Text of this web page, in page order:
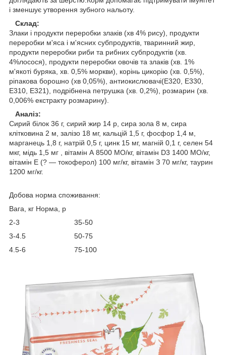
і зменшує утворення зубного нальоту.
Склад:
Злаки і продукти переробки злаків (хв 4% рису), продукти
переробки м'яса і м'ясних субпродуктів, тваринний жир,
продукти переробки риби та рибних субпродуктів (хв.
4%лосося), продукти переробки овочів та злаків (хв. 1%
м'якоті буряка, хв. 0,5% моркви), корінь цикорію (хв. 0,5%),
ріпакова борошно (хв 0,05%), антиокислювачі(Е320, Е330,
Е310, Е321), подрібнена петрушка (хв. 0,2%), розмарин (хв.
0,006% екстракту розмарину).
Аналіз:
Сирий білок 36 г, сирий жир 14 р, сира зола 8 м, сира
клітковина 2 м, залізо 18 мг, кальцій 1,5 г, фосфор 1,4 м,
марганець 1,8 г, натрій 0,5 г, цинк 15 мг, магній 0,1 г, селен 54
мкг, мідь 1,5 мг , вітамін А 8500 МО/кг, вітамін D3 1400 МО/кг,
вітамін Е (? ― токоферол) 100 мг/кг, вітамін З 70 мг/кг, таурин
1200 мг/кг.
Добова норма споживання:
Вага, кг Норма, р
2-3 35-50
3-4.5 50-75
4.5-6 75-100